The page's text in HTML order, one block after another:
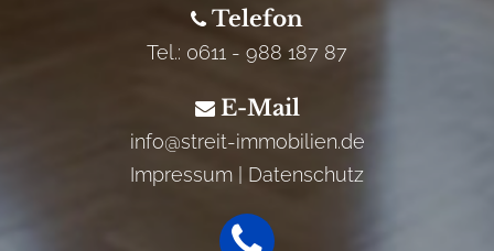
Telefon
Tel.: 0611 - 988 187 87
E-Mail
info@streit-immobilien.de
Impressum
Datenschutz